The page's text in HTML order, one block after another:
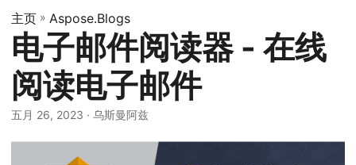
主页 » Aspose.Blogs
电子邮件阅读器 - 在线
阅读电子邮件
五月 26, 2023 · 乌斯曼阿兹